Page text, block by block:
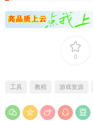
0
工具 教程 游戏资源